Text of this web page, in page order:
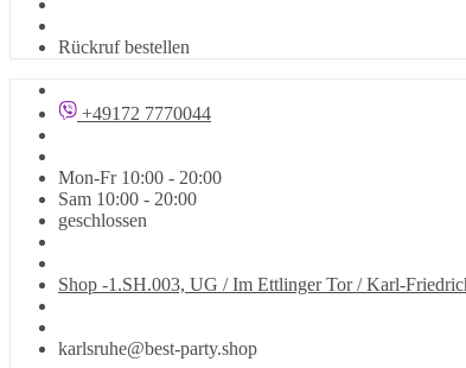
Rückruf bestellen
+49172 7770044
Mon-Fr 10:00 - 20:00
Sam 10:00 - 20:00
geschlossen
Shop -1.SH.003, UG / Im Ettlinger Tor / Karl-
karlsruhe@best-party.shop